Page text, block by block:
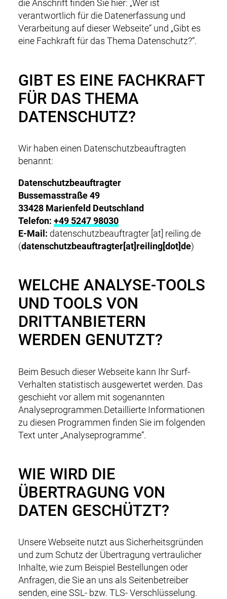
die Anschrift finden Sie hier: „Wer ist
verantwortlich für die Datenerfassung und
Verarbeitung auf dieser Webseite“ und „Gibt es
eine Fachkraft für das Thema Datenschutz?“.
GIBT ES EINE FACHKRAFT
FÜR DAS THEMA
DATENSCHUTZ?
Wir haben einen Datenschutzbeauftragten
benannt:
Datenschutzbeauftragter
Bussemasstraße 49
33428 Marienfeld Deutschland
Telefon: +49 5247 98030
E-Mail: datenschutzbeauftragter[at] reiling.de
(datenschutzbeauftragter[at]reiling[dot]de)
WELCHE ANALYSE-TOOLS
UND TOOLS VON
DRITTANBIETERN
WERDEN GENUTZT?
Beim Besuch dieser Webseite kann Ihr Surf-
Verhalten statistisch ausgewertet werden. Das
geschieht vor allem mit sogenannten
Analyseprogrammen.Detaillierte Informationen
zu diesen Programmen finden Sie im folgenden
Text unter „Analyseprogramme“.
WIE WIRD DIE
ÜBERTRAGUNG VON
DATEN GESCHÜTZT?
Unsere Webseite nutzt aus Sicherheitsgründen
und zum Schutz der Übertragung vertraulicher
Inhalte, wie zum Beispiel Bestellungen oder
Anfragen, die Sie an uns als Seitenbetreiber
senden, eine SSL- bzw. TLS- Verschlüsselung.